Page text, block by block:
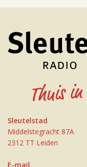
Sleutelstad
Middelstegracht 87A
2312 TT Leiden
E-mail